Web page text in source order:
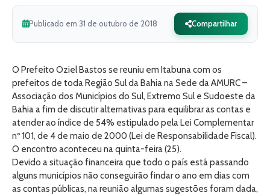
Publicado em 31 de outubro de 2018 Compartilhar
O Prefeito Oziel Bastos se reuniu em Itabuna com os
prefeitos de toda Região Sul da Bahia na Sede da AMURC –
Associação dos Municípios do Sul, Extremo Sul e Sudoeste da
Bahia a fim de discutir alternativas para equilibrar as contas e
atender ao índice de 54% estipulado pela Lei Complementar
nº 101, de 4 de maio de 2000 (Lei de Responsabilidade Fiscal).
O encontro aconteceu na quinta-feira (25).
Devido a situação financeira que todo o país está passando
alguns municípios não conseguirão findar o ano em dias com
as contas públicas, na reunião algumas sugestões foram dada,